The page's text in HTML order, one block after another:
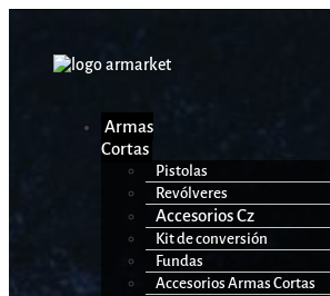
Armas
Cortas
Pistolas
Revólveres
Accesorios Cz
Kit de conversión
Fundas
Accesorios Armas Cortas